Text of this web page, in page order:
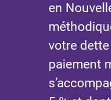
en
votre
paiement